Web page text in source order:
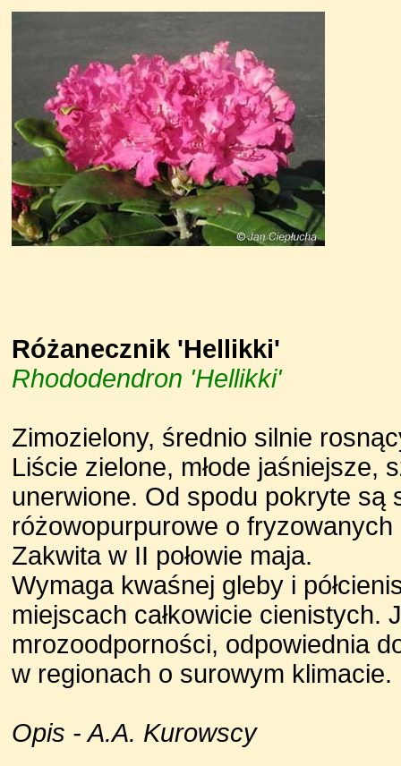
Różanecznik 'Hellikki'
Rhododendron 'Hellikki'
Zimozielony, średnio silnie
Liście zielone, młode jaśniejsze,
unerwione. Od spodu pokryte są
różowopurpurowe o
Zakwita w II połowie maja.
Wymaga kwaśnej gleby i
miejscach całkowicie
mrozoodporności, odpowiednia
w regionach o surowym klimacie.
Opis - A.A. Kurowscy